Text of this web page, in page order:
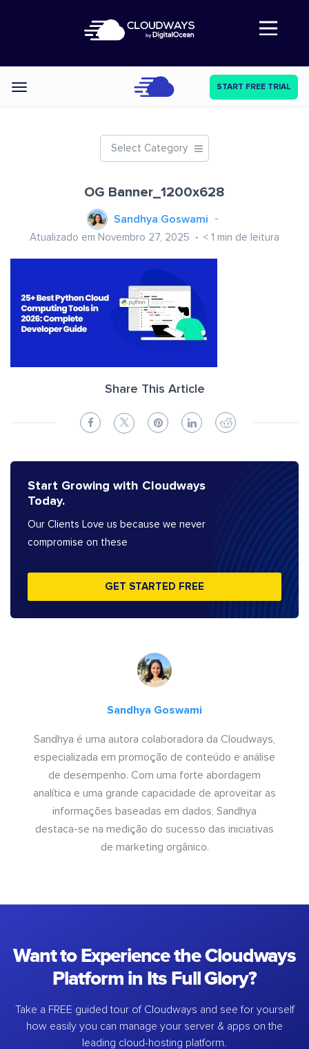
Abre a navegação
Categories START FREE TRIAL
Select Category
OG Banner_1200x628
Sandhya Goswami
Atualizado em Novembro 27, 2025 < 1 min de leitura
Share This Article
Start Growing with Cloudways
Today.
Our Clients Love us because we never
compromise on these
GET STARTED FREE
Sandhya Goswami
Sandhya é uma autora colaboradora da Cloudways,
especializada em promoção de conteúdo e análise
de desempenho. Com uma forte abordagem
analítica e uma grande capacidade de aproveitar as
informações baseadas em dados, Sandhya
destaca-se na medição do sucesso das iniciativas
de marketing orgânico.
Want to Experience the Cloudways
Platform in Its Full Glory?
Take a FREE guided tour of Cloudways and see for yourself
how easily you can manage your server & apps on the
leading cloud-hosting platform.